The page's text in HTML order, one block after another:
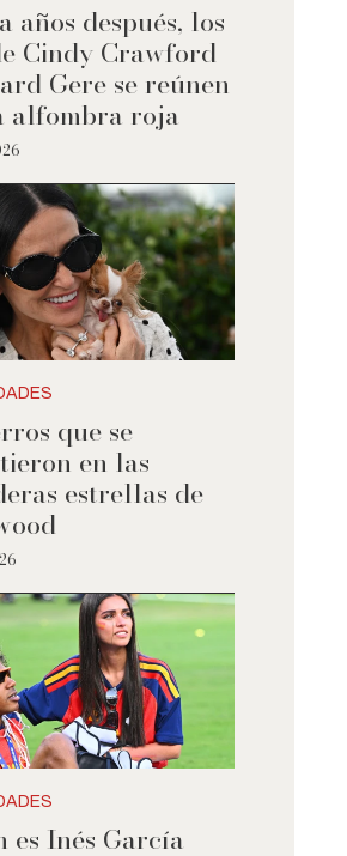
años después, los
Cindy Crawford
Gere se reúnen
alfombra roja
que se
en las
estrellas de
es Inés García